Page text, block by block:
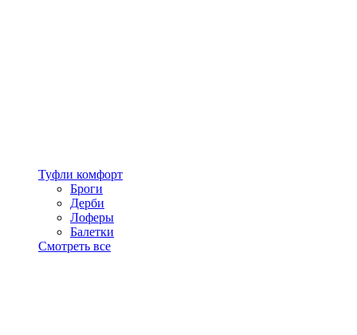
Туфли комфорт
Броги
Дерби
Лоферы
Балетки
Смотреть все